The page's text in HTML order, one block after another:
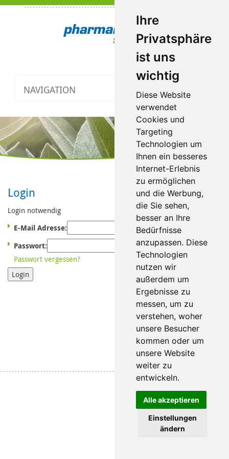
Ihre
Privatsphäre
ist uns
wichtig
Diese Website
verwendet
Cookies und
Targeting
Technologien um
Ihnen ein besseres
Internet-Erlebnis
zu ermöglichen
und die Werbung,
die Sie sehen,
besser an Ihre
Bedürfnisse
anzupassen. Diese
Technologien
nutzen wir
außerdem um
Ergebnisse zu
messen, um zu
verstehen, woher
unsere Besucher
kommen oder um
unsere Website
weiter zu
entwickeln.
Alle akzeptieren
Einstellungen
ändern
NAVIGATION
Login
Login notwendig
E-Mail Adresse:
Passwort:
Passwort vergessen?
Login
Datenschutz|